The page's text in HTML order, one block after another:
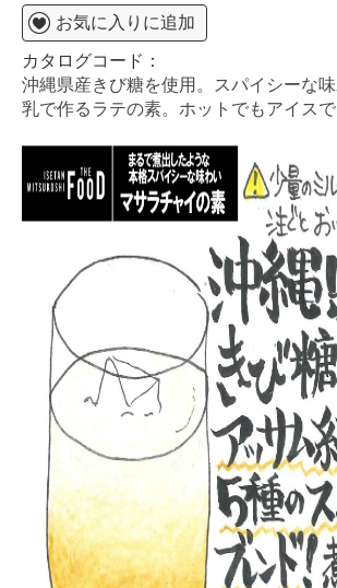
お気に入りに追加
カタログコード：
沖縄県産きび糖を使用。スパイシーな
乳で作るラテの素。ホットでもアイスで